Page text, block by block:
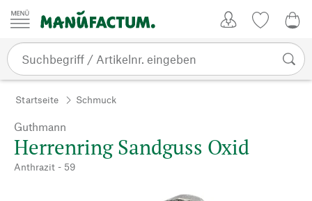
Zum Inhalt springen
Startseite Schmuck
Guthmann
Herrenring Sandguss Oxid
Anthrazit - 59